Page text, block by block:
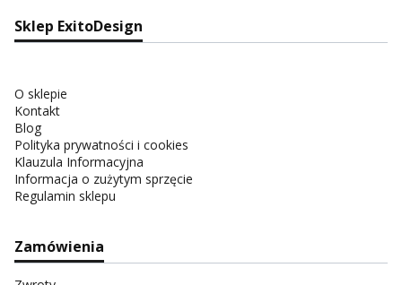
Sklep ExitoDesign
O sklepie
Kontakt
Blog
Polityka prywatności i cookies
Klauzula Informacyjna
Informacja o zużytym sprzęcie
Regulamin sklepu
Zamówienia